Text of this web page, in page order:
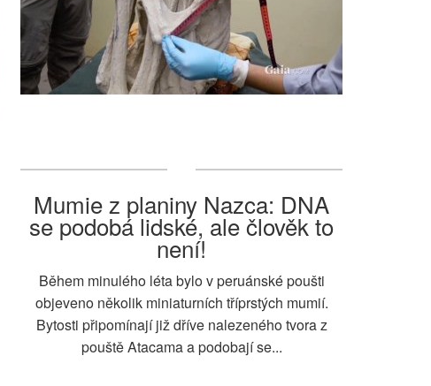
Mumie z planiny Nazca: DNA
se podobá lidské, ale člověk to
není!
Během minulého léta bylo v peruánské poušti
objeveno několik miniaturních tříprstých mumií.
Bytosti připomínají již dříve nalezeného tvora z
pouště Atacama a podobají se...